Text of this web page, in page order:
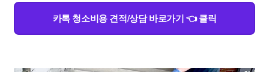
카톡 청소비용 견적/상담 바로가기 👈 클릭